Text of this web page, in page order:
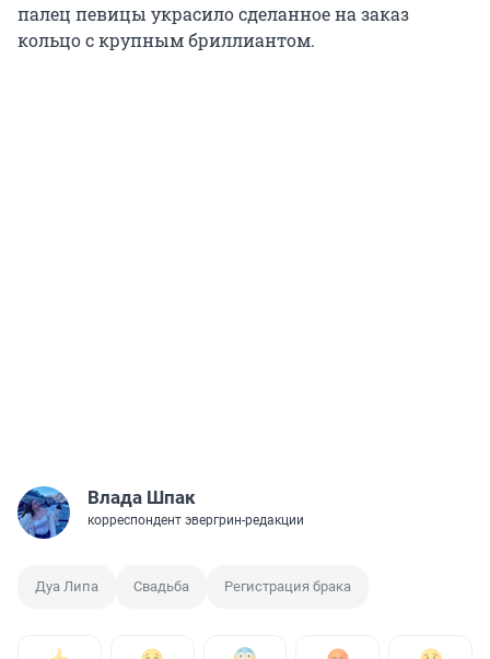
палец певицы украсило сделанное на заказ
кольцо с крупным бриллиантом.
Влада Шпак
корреспондент эвергрин-редакции
Дуа Липа Свадьба Регистрация брака